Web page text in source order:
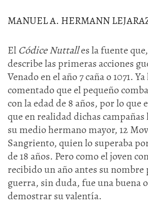
MANUEL A. HERMANN
El Códice Nuttalles la fuente
describe las primeras acciones
Venado en el año 7 caña o 1071.
comentado que el pequeño
con la edad de 8 años, por lo que
que en realidad dichas campañas
su medio hermano mayor, 12
Sangriento, quien lo superaba
de 18 años. Pero como el joven
recibido un año antes su nombre
guerra, sin duda, fue una buena
demostrar su valentía.